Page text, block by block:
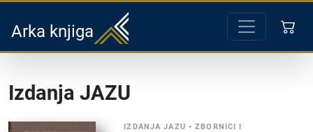
Arka knjiga
Izdanja JAZU
IZDANJA JAZU •ZBORNICI I